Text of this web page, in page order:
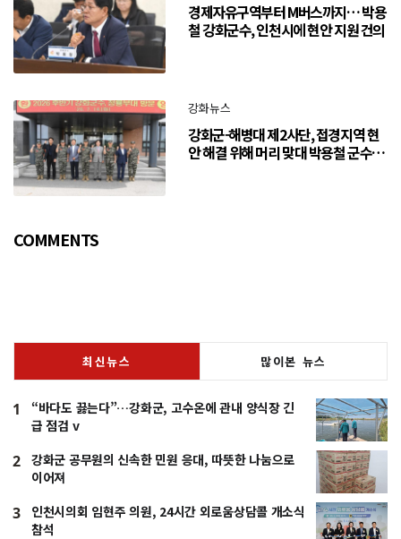
경제자유구역부터 M버스까지… 박용
철 강화군수, 인천시에 현안 지원 건의
강화뉴스
강화군-해병대 제2사단, 접경지역 현
안 해결 위해 머리 맞대 박용철 군수
COMMENTS
최신뉴스 많이본 뉴스
1
“바다도 끓는다”…강화군, 고수온에 관내 양식장 긴
급 점검 v
2
강화군 공무원의 신속한 민원 응대, 따뜻한 나눔으로
이어져
3
인천시의회 임현주 의원, 24시간 외로움상담콜 개소식
참석